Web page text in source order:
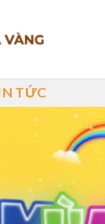
TỨC